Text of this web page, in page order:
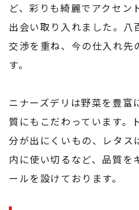
ど、彩りも綺麗でアクセン
出会い取り入れました。八
交渉を重ね、今の仕入れ先
す。
ニナーズデリは野菜を豊富
質にもこだわっています。
分が出にくいもの、レタス
内に使い切るなど、品質を
ールを設けております。